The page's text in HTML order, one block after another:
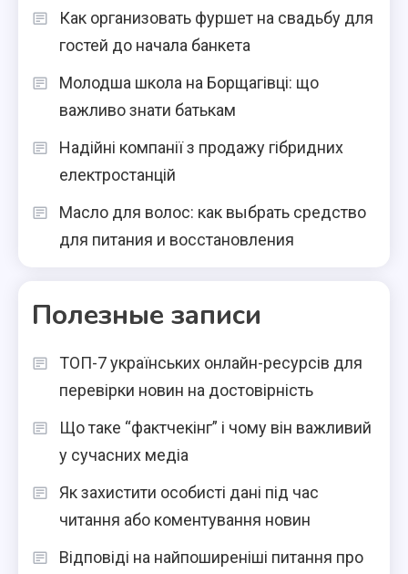
Как организовать фуршет на свадьбу для
гостей до начала банкета
Молодша школа на Борщагівці: що
важливо знати батькам
Надійні компанії з продажу гібридних
електростанцій
Масло для волос: как выбрать средство
для питания и восстановления
Полезные записи
ТОП-7 українських онлайн-ресурсів для
перевірки новин на достовірність
Що таке “фактчекінг” і чому він важливий
у сучасних медіа
Як захистити особисті дані під час
читання або коментування новин
Відповіді на найпоширеніші питання про